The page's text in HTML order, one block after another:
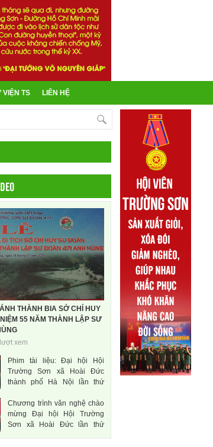
VIỆN TS LIÊN HỆ
THÀNH BIA SỞ CHỈ HUY
55 NĂM THÀNH LẬP SƯ
xem
Phim tài liệu: Đại hội Hội
Trường Sơn xã Hoài Đức
thành phố Hà Nội lần thứ
Chương trình văn nghệ chào
mừng Đại hội Hội Trường
Sơn xã Hoài Đức lần thứ